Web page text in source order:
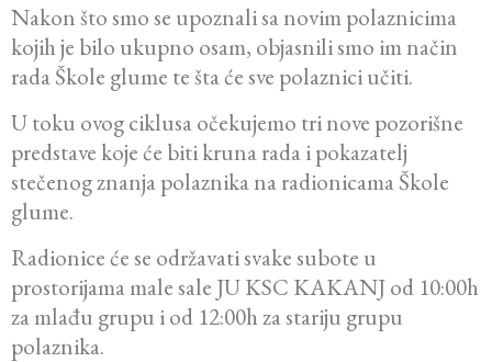
Nakon što smo se upoznali sa novim polaznicima
kojih je bilo ukupno osam, objasnili smo im način
rada Škole glume te šta će sve polaznici učiti.
U toku ovog ciklusa očekujemo tri nove pozorišne
predstave koje će biti kruna rada i pokazatelj
stečenog znanja polaznika na radionicama Škole
glume.
Radionice će se održavati svake subote u
prostorijama male sale JU KSC KAKANJ od 10:00h
za mlađu grupu i od 12:00h za stariju grupu
polaznika.